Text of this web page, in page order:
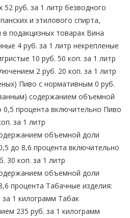
руб. за 1 литр безводного
и этилового спирта,
подакцизных товарах Вина
4 руб. за 1 литр некрепленые
10 руб. 50 коп. за 1 литр
2 руб. 20 коп. за 1 литр
Пиво с нормативным 0 руб.
содержанием объемной
0,5 процента включительно Пиво
за 1 литр
объемной доли
до 8,6 процента включительно
30 коп. за 1 литр
объемной доли
процента Табачные изделия:
1 килограмм Табак
235 руб. за 1 килограмм